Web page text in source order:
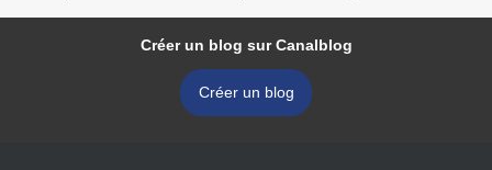
Créer un blog sur Canalblog
Créer un blog